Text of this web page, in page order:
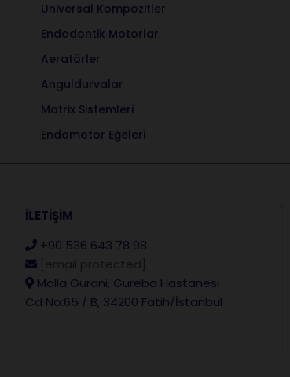
Universal Kompozitler
Endodontik Motorlar
Aeratörler
Anguldurvalar
Matrix Sistemleri
Endomotor Eğeleri
İLETİŞİM
+90 536 643 78 98
Molla Gürani, Gureba Hastanesi
Cd No:65 / B, 34200 Fatih/İstanbul